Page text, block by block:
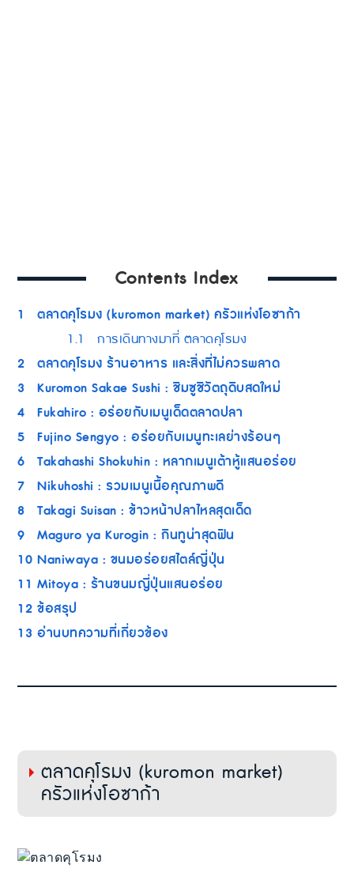
Contents Index
1 ตลาดคุโรมง (kuromon market) ครัวแห่งโอซาก้า
1.1 การเดินทางมาที่ ตลาดคุโรมง
2 ตลาดคุโรมง ร้านอาหาร และสิ่งที่ไม่ควรพลาด
3
Kuromon Sakae Sushi : ชิมซูชิวัตถุดิบสดใหม่
4 Fukahiro : อร่อยกับเมนูเด็ดตลาดปลา
5 Fujino Sengyo : อร่อยกับเมนูทะเลย่างร้อนๆ
6 Takahashi Shokuhin : หลากเมนูเต้าหู้แสนอร่อย
7 Nikuhoshi : รวมเมนูเนื้อคุณภาพดี
8 Takagi Suisan : ข้าวหน้าปลาไหลสุดเด็ด
9 Maguro ya Kurogin : กินทูน่าสุดฟิน
10 Naniwaya : ขนมอร่อยสไตล์ญี่ปุ่น
11 Mitoya : ร้านขนมญี่ปุ่นแสนอร่อย
12 ข้อสรุป
13 อ่านบทความที่เกี่ยวข้อง
ตลาดคุโรมง (kuromon market)
ครัวแห่งโอซาก้า